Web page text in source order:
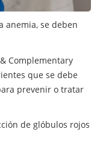
anemia, se deben
Complementary
que se debe
prevenir o tratar
de glóbulos rojos